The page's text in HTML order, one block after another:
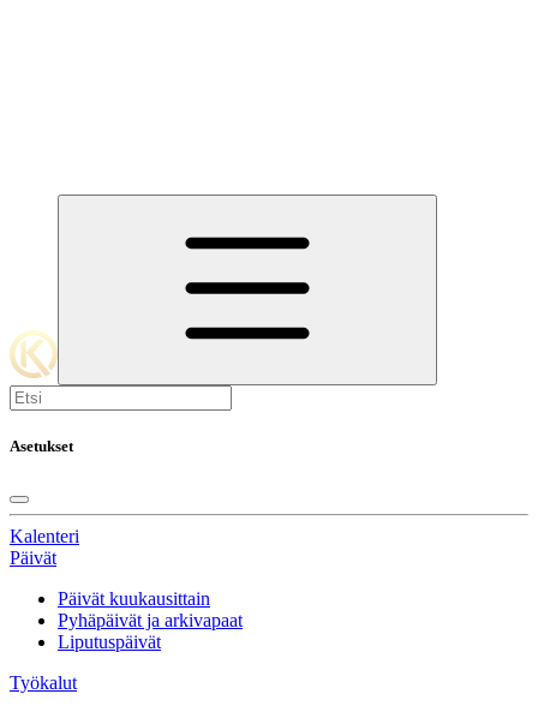
Asetukset
Kalenteri
Päivät
Päivät kuukausittain
Pyhäpäivät ja arkivapaat
Liputuspäivät
Työkalut